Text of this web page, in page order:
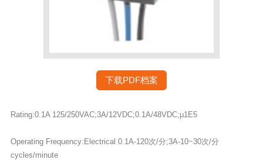
下载PDF档案
Rating:0.1A 125/250VAC;3A/12VDC;0.1A/48VDC;µ1E5
Operating Frequency:Electrical 0.1A-120次/分;3A-10~30次/分
cycles/minute